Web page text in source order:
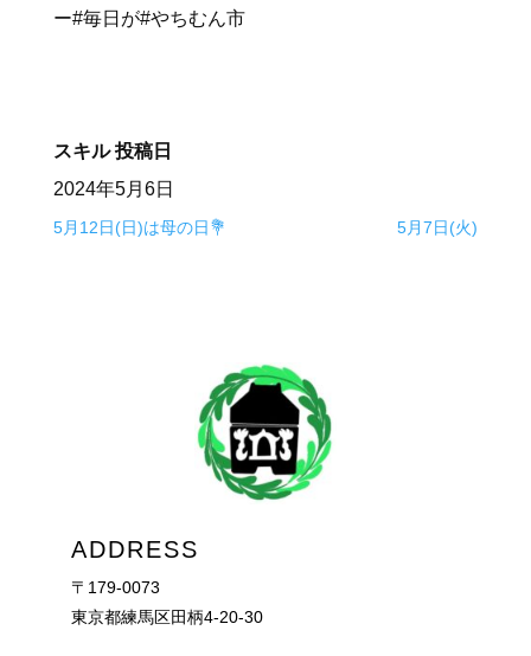
ー#毎日が#やちむん市
スキル 投稿日
2024年5月6日
5月12日(日)は母の日💐 5月7日(火)
ADDRESS
〒179-0073
東京都練馬区田柄4-20-30